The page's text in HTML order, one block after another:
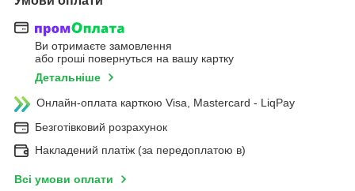
Ви отримаєте замовлення
або гроші повернуться на вашу картку
Детальніше
Онлайн-оплата карткою Visa, Mastercard - LiqPay
Безготівковий розрахунок
Накладений платіж (за передоплатою в)
Всі умови оплати